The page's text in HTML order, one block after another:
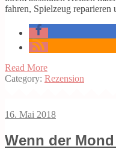
fahren, Spielzeug reparieren
Read More
Category: Rezension
16. Mai 2018
Wenn der